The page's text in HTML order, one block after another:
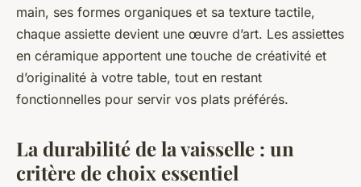
main, ses formes organiques et sa texture tactile,
chaque assiette devient une œuvre d’art. Les assiettes
en céramique apportent une touche de créativité et
d’originalité à votre table, tout en restant
fonctionnelles pour servir vos plats préférés.
La durabilité de la vaisselle : un
critère de choix essentiel